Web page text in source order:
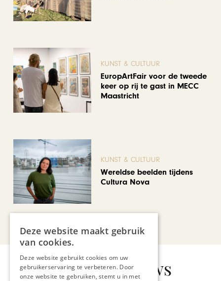
KUNST & CULTUUR
EuropArtFair voor de tweede
keer op rij te gast in MECC
Maastricht
KUNST & CULTUUR
Wereldse beelden tijdens
Cultura Nova
Gerelateerd nieuws
Deze website maakt gebruik
van cookies.
Deze website gebruikt cookies om uw
gebruikerservaring te verbeteren. Door
onze website te gebruiken, stemt u in met